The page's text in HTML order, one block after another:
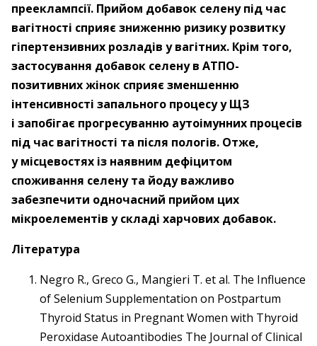
прееклампсії. Прийом добавок селену під час
вагітності сприяє зниженню ризику розвитку
гіпертензивних розладів у вагітних. Крім того,
застосування добавок селену в АТПО-
позитивних жінок сприяє зменшенню
інтенсивності запального процесу у ЩЗ
і запобігає прогресуванню аутоімунних процесів
під час вагітності та після пологів. Отже,
у місцевостях із наявним дефіцитом
споживання селену та йоду важливо
забезпечити одночасний прийом цих
мікроелементів у складі харчових добавок.
Література
Negro R., Greco G., Mangieri T. et al. The Influence
of Selenium Supplementation on Postpartum
Thyroid Status in Pregnant Women with Thyroid
Peroxidase Autoantibodies The Journal of Clinical